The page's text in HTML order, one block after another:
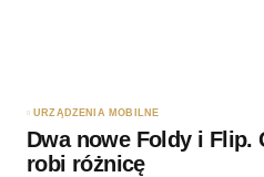
URZĄDZENIA MOBILNE
Dwa nowe Foldy i Flip.
robi różnicę